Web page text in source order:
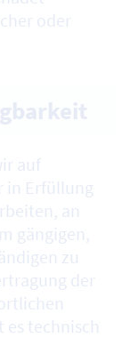
oder
auf
in Erfüllung
an
gängigen,
zu
der
es technisch